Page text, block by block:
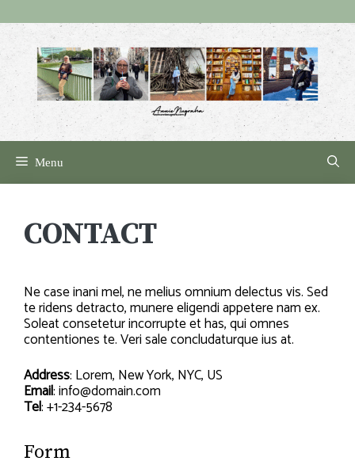
content
Menu
CONTACT
Ne case inani mel, ne melius omnium delectus vis. Sed
te ridens detracto, munere eligendi appetere nam ex.
Soleat consetetur incorrupte et has, qui omnes
contentiones te. Veri sale concludaturque ius at.
Address: Lorem, New York, NYC, US
Email: info@domain.com
Tel: +1-234-5678
Form